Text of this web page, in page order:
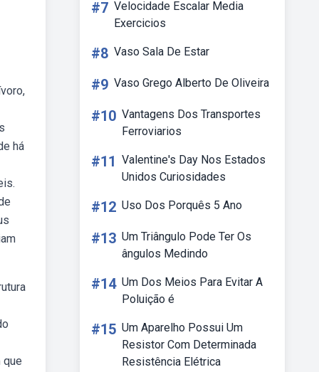
há
que
#7 Velocidade Escalar Media
Exercicios
#8 Vaso Sala De Estar
#9 Vaso Grego Alberto De Oliveira
#10 Vantagens Dos Transportes
Ferroviarios
#11 Valentine's Day Nos Estados
Unidos Curiosidades
#12 Uso Dos Porquês 5 Ano
#13 Um Triângulo Pode Ter Os
ângulos Medindo
#14 Um Dos Meios Para Evitar A
Poluição é
#15 Um Aparelho Possui Um
Resistor Com Determinada
Resistência Elétrica